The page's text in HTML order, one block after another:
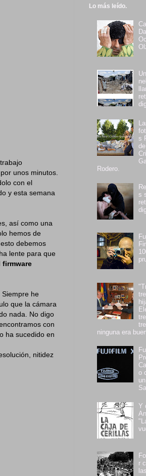
unos minutos.
con el
y esta semana
así como una
hemos de
debemos
lente para que
firmware
he
que la cámara
nada. No digo
con
ha sucedido en
nitidez
Lo más leído.
s
de
Rodero.
s
ninguna era
o
un
Y
r
las